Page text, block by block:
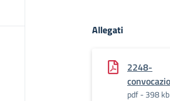
Allegati
2248-
pdf - 398 kb